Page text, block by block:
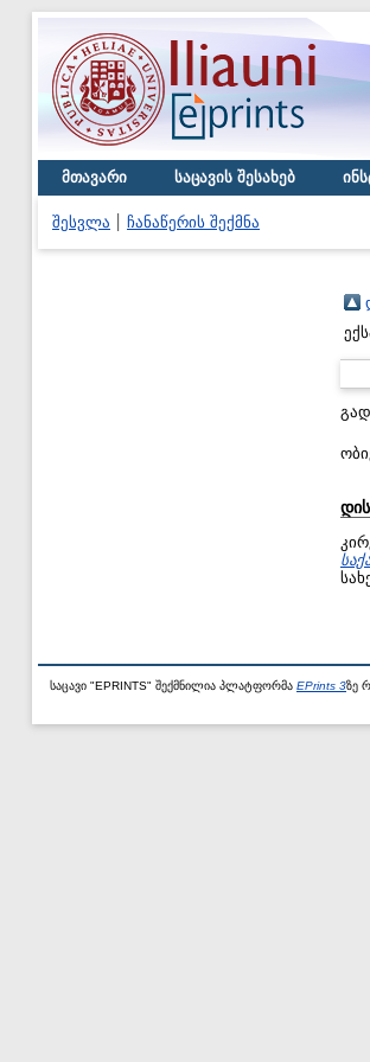
მთავარი საცავის შესახებ
შესვლა ჩანაწერის შექმნა
საცავი "EPRINTS" შექმნილია პლატფორმა EPrints 3ზე